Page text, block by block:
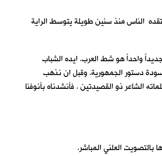
الناس منذ سنين طويلة يتوسط الراية
واحداً هو شط العرب. ايده الشباب
دستور الجمهورية. وقبل ان نذهب
الشاعر ذو القصيدتين . فأنشدناه بأنوفنا
بالتصويت العلني المباشر.